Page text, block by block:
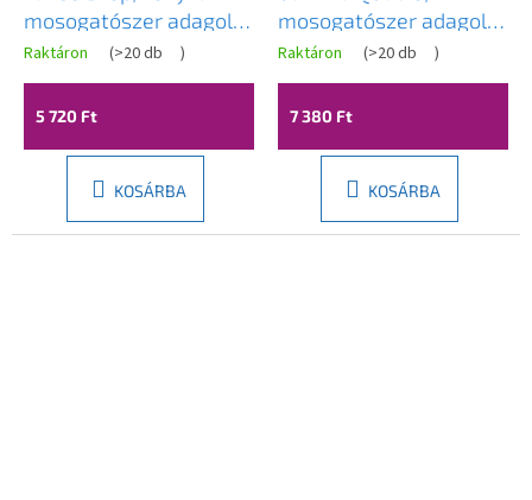
mosogatószer adagoló
500ml, fehér, LAV-
OKD_631T
Raktáron (>20 db )
5 720 Ft
KOSÁRBA
mosogatószer adagoló
mosogatóhoz 300ml,
szürke, GMA-DOK-GPG
Raktáron (>20 db )
7 380 Ft
KOSÁRBA